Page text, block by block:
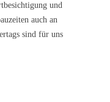
und
auch an
sind für uns